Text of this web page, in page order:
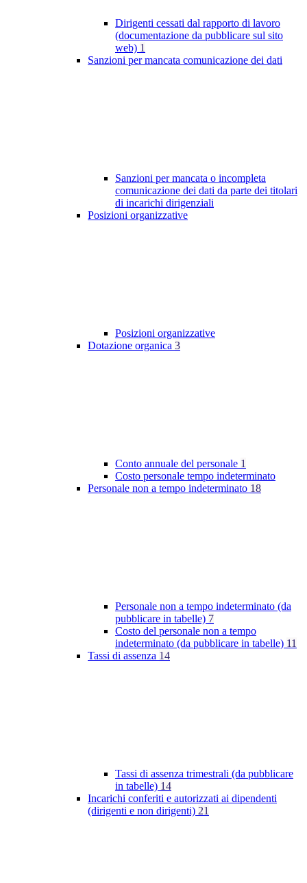
Dirigenti cessati dal rapporto di lavoro
(documentazione da pubblicare sul sito
web) 1
Sanzioni per mancata comunicazione dei dati
Sanzioni per mancata o incompleta
comunicazione dei dati da parte dei titolari
di incarichi dirigenziali
Posizioni organizzative
Posizioni organizzative
Dotazione organica 3
Conto annuale del personale 1
Costo personale tempo indeterminato
Personale non a tempo indeterminato 18
Personale non a tempo indeterminato (da
pubblicare in tabelle) 7
Costo del personale non a tempo
indeterminato (da pubblicare in tabelle) 11
Tassi di assenza 14
Tassi di assenza trimestrali (da pubblicare
in tabelle) 14
Incarichi conferiti e autorizzati ai dipendenti
(dirigenti e non dirigenti) 21